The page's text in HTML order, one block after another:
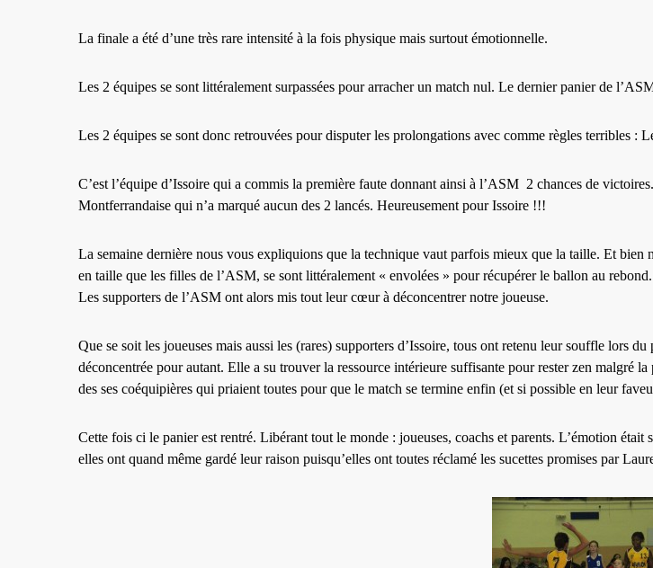
La finale a été d’une très rare intensité à la fois physique mais surtout émotionnelle.
Les 2 équipes se sont littéralement surpassées pour arracher un match nul. Le dernier panier de
Les 2 équipes se sont donc retrouvées pour disputer les prolongations avec comme règles terribles :
C’est l’équipe d’Issoire qui a commis la première faute donnant ainsi à l’ASM 2 chances de
Montferrandaise qui n’a marqué aucun des 2 lancés. Heureusement pour Issoire !!!
La semaine dernière nous vous expliquions que la technique vaut parfois mieux que la taille. Et bien
en taille que les filles de l’ASM, se sont littéralement « envolées » pour récupérer le ballon au
Les supporters de l’ASM ont alors mis tout leur cœur à déconcentrer notre joueuse.
Que se soit les joueuses mais aussi les (rares) supporters d’Issoire, tous ont retenu leur souffle lors
déconcentrée pour autant. Elle a su trouver la ressource intérieure suffisante pour rester zen malgré
des ses coéquipières qui priaient toutes pour que le match se termine enfin (et si possible en leur
Cette fois ci le panier est rentré. Libérant tout le monde : joueuses, coachs et parents. L’émotion
elles ont quand même gardé leur raison puisqu’elles ont toutes réclamé les sucettes promises par